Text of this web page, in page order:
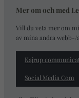
Mer om och med
Vill du veta mer om
av mina andra webb-/
Kajrup
Social Media Com